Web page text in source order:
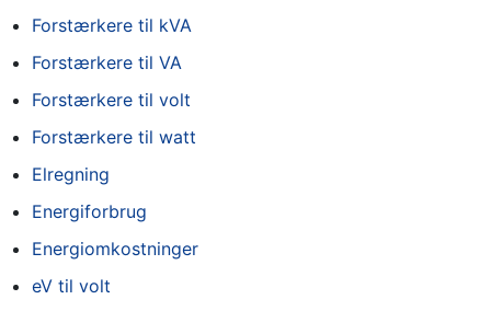
Forstærkere til kVA
Forstærkere til VA
Forstærkere til volt
Forstærkere til watt
Elregning
Energiforbrug
Energiomkostninger
eV til volt